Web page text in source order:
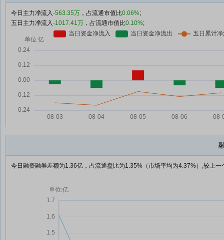
今日主力净流入-563.35万 ，占流通市值比0.06%;
五日主力净流入-1017.41万 ，占流通市值比0.10%;
今日融资融券差额为1.36亿，占流通盘比为1.35%（市场平均为4.37%）,较上一